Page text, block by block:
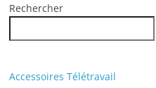
Rechercher
Accessoires Télétravail